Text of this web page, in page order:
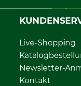
Live-Shopping
Newsletter-
Kontakt